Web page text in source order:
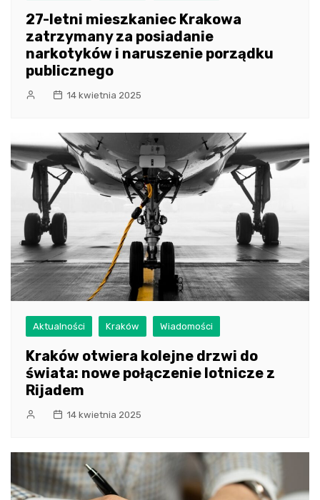
27-letni mieszkaniec Krakowa
zatrzymany za posiadanie
narkotyków i naruszenie porządku
publicznego
14 kwietnia 2025
Aktualności Kraków Wiadomości
Kraków otwiera kolejne drzwi do
świata: nowe połączenie lotnicze z
Rijadem
14 kwietnia 2025